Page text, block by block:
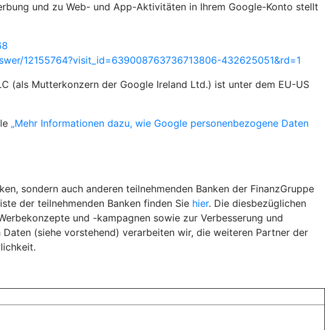
und zu Web- und App-Aktivitäten in Ihrem Google-Konto stellt
12155764?visit_id=639008763736713806-432625051&rd=1
(als Mutterkonzern der Google Ireland Ltd.) ist unter dem EU-US
„Mehr Informationen dazu, wie Google personenbezogene Daten
sondern auch anderen teilnehmenden Banken der FinanzGruppe
der teilnehmenden Banken finden Sie hier. Die diesbezüglichen
und -kampagnen sowie zur Verbesserung und
(siehe vorstehend) verarbeiten wir, die weiteren Partner der